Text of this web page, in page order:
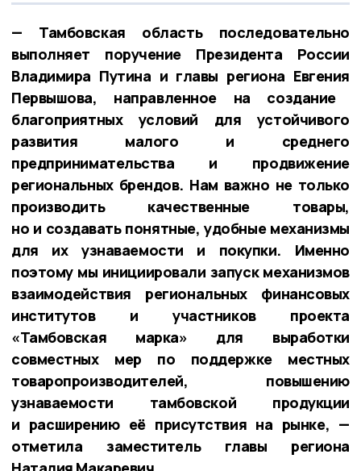
— Тамбовская область последовательно
выполняет поручение Президента России
Владимира Путина и главы региона Евгения
Первышова, направленное на создание
благоприятных условий для устойчивого
развития малого и среднего
предпринимательства и продвижение
региональных брендов. Нам важно не только
производить качественные товары,
но и создавать понятные, удобные механизмы
для их узнаваемости и покупки. Именно
поэтому мы инициировали запуск механизмов
взаимодействия региональных финансовых
институтов и участников проекта
«Тамбовская марка» для выработки
совместных мер по поддержке местных
товаропроизводителей, повышению
узнаваемости тамбовской продукции
и расширению её присутствия на рынке, —
отметила заместитель главы региона